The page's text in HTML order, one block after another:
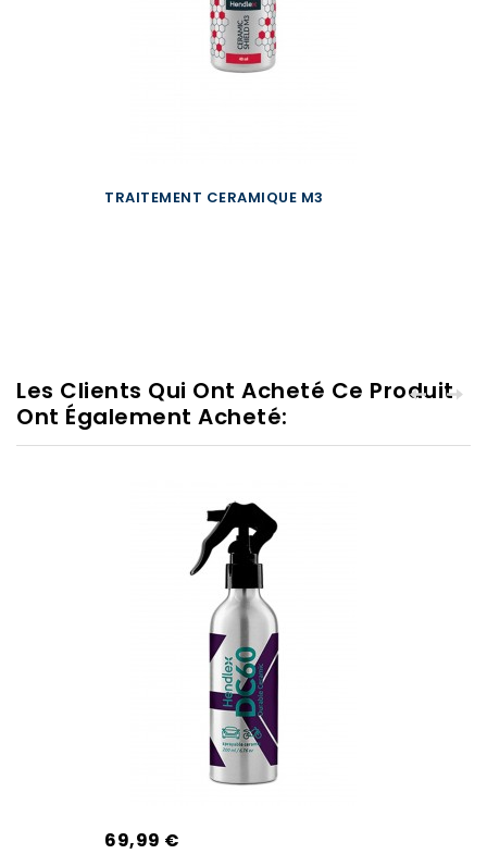
TRAITEMENT CERAMIQUE M3
Les Clients Qui Ont Acheté Ce Produit
Ont Également Acheté:
69,99 €